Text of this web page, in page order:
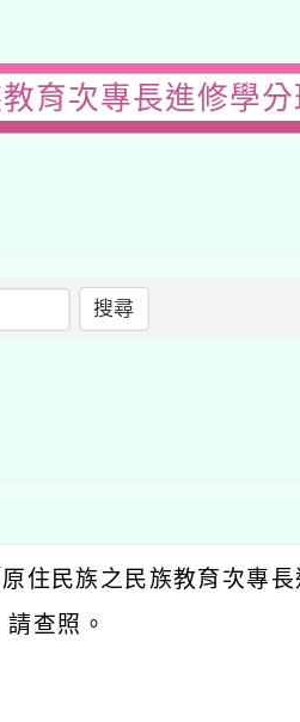
育次專長進修學
搜尋
住民族之民族教育次專
查照。